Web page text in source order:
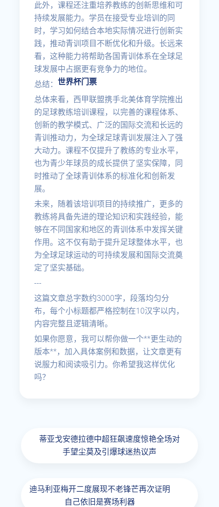
此外，课程还注重培养教练的创新思维和可
持续发展能力。学员在接受专业培训的同
时，学习如何结合本地实际情况进行创新实
践，推动青训项目不断优化和升级。长远来
看，这种能力将帮助各国青训体系在全球足
球发展中占据更有竞争力的地位。
总结：
总体来看，西甲联盟携手北美体育学院推出
的足球教练培训课程，以完善的课程体系、
创新的教学模式、广泛的国际交流和长远的
青训推动力，为全球足球青训发展注入了强
大动力。课程不仅提升了教练的专业水平，
也为青少年球员的成长提供了坚实保障，同
时推动了全球青训体系的标准化和创新发
展。
未来，随着该培训项目的持续推广，更多的
教练将具备先进的理论知识和实践经验，能
够在不同国家和地区的青训体系中发挥关键
作用。这不仅有助于提升足球整体水平，也
为全球足球运动的可持续发展和国际交流奠
定了坚实基础。
世界杯门票
---
这篇文章总字数约3000字，段落均匀分
布，每个小标题都严格控制在10汉字以内，
内容完整且逻辑清晰。
如果你愿意，我可以帮你做一个**更生动的
版本**，加入具体案例和数据，让文章更有
说服力和阅读吸引力。你希望我这样优化
吗？
蒂亚戈安德拉德中超狂飙速度惊艳全场对
手望尘莫及引爆球迷热议声
迪马利亚梅开二度展现不老锋芒再次证明
自己依旧是赛场利器